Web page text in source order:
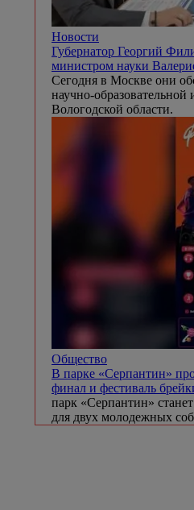
Новости
Губернатор Георгий
министром науки
Сегодня в Москве они
научно-образовательной
Вологодской области.
Общество
В парке «Серпантин»
финал и фестиваль
парк «Серпантин»
для двух молодежных